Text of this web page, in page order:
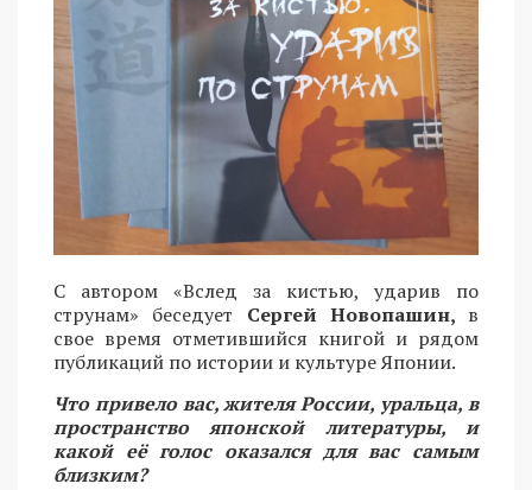
С автором «Вслед за кистью, ударив по
струнам» беседует Сергей Новопашин, в
свое время отметившийся книгой и рядом
публикаций по истории и культуре Японии.
Что привело вас, жителя России, уральца, в
пространство японской литературы, и
какой её голос оказался для вас самым
близким?